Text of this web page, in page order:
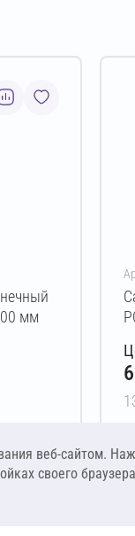
мм
веб-сайтом.
своего